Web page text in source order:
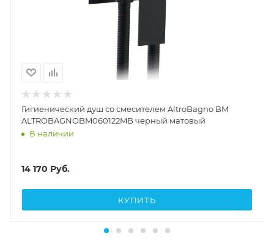
Гигиенический душ со смесителем AltroBagno BM
ALTROBAGNOBM060122MB черный матовый
В наличии
14 170 Руб.
КУПИТЬ